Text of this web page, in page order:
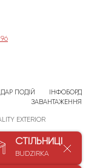
ПОДІЙ
ІНФОБОРД
ЗАВАНТАЖЕННЯ
EXTERIOR
СТІЛЬНИЦІ
BUDZIRKA